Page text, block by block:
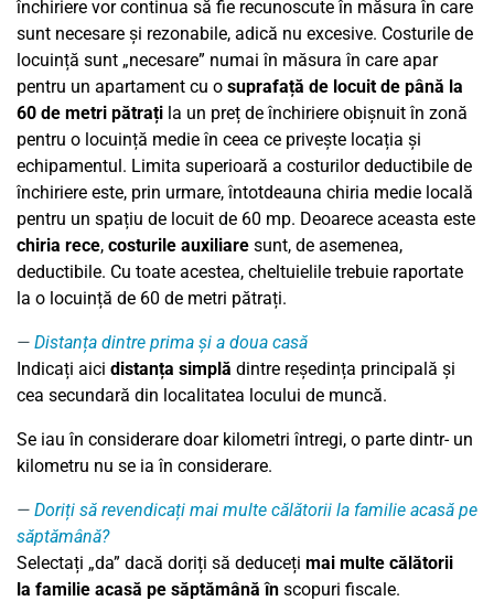
închiriere vor continua să fie recunoscute în măsura în care
sunt necesare și rezonabile, adică nu excesive. Costurile de
locuință sunt „necesare” numai în măsura în care apar
pentru un apartament cu o suprafață de locuit de până la
60 de metri pătrați la un preț de închiriere obișnuit în zonă
pentru o locuință medie în ceea ce privește locația și
echipamentul. Limita superioară a costurilor deductibile de
închiriere este, prin urmare, întotdeauna chiria medie locală
pentru un spațiu de locuit de 60 mp. Deoarece aceasta este
chiria rece, costurile auxiliare sunt, de asemenea,
deductibile. Cu toate acestea, cheltuielile trebuie raportate
la o locuință de 60 de metri pătrați.
Distanța dintre prima și a doua casă
Indicați aici distanța simplă dintre reședința principală și
cea secundară din localitatea locului de muncă.
Se iau în considerare doar kilometri întregi, o parte dintr- un
kilometru nu se ia în considerare.
Doriți să revendicați mai multe călătorii la familie acasă pe
săptămână?
Selectați „da” dacă doriți să deduceți mai multe călătorii
la familie acasă pe săptămână în scopuri fiscale.